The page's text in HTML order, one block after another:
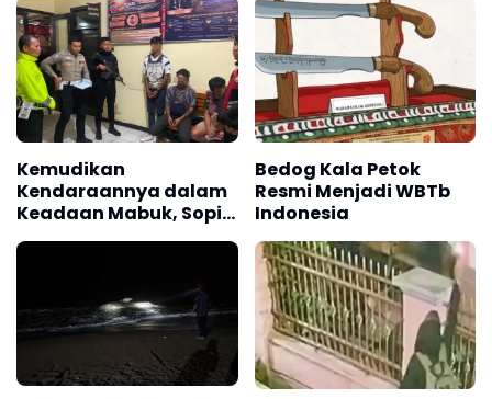
Kemudikan
Kendaraannya dalam
Keadaan Mabuk, Sopir
Angkot Diamankan
Polisi
Bedog Kala Petok
Resmi Menjadi WBTb
Indonesia